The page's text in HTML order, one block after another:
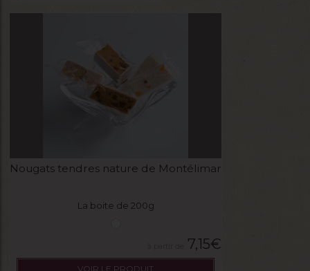
Nougats tendres nature de Montélimar
La boite de 200g
7,15€
VOIR LE PRODUIT